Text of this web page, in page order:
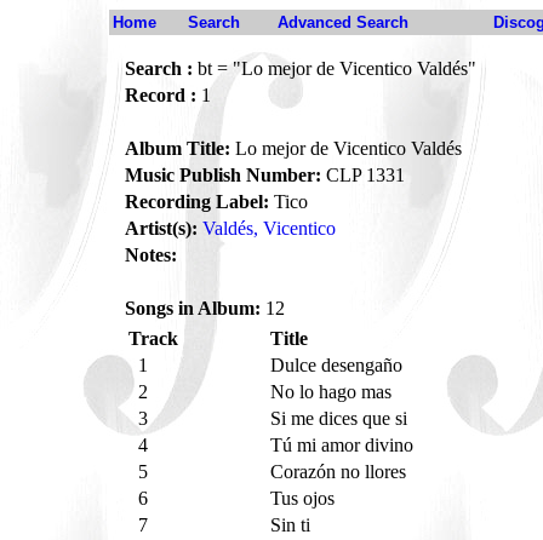
Home Search Advanced Search
Search : bt = "Lo mejor de Vicentico Valdés"
Record : 1
Album Title: Lo mejor de Vicentico Valdés
Music Publish Number: CLP 1331
Recording Label: Tico
Artist(s): Valdés, Vicentico
Notes:
Songs in Album: 12
Track
Title
1
Dulce desengaño
2
No lo hago mas
3
Si me dices que si
4
Tú mi amor divino
5
Corazón no llores
6
Tus ojos
7
Sin ti